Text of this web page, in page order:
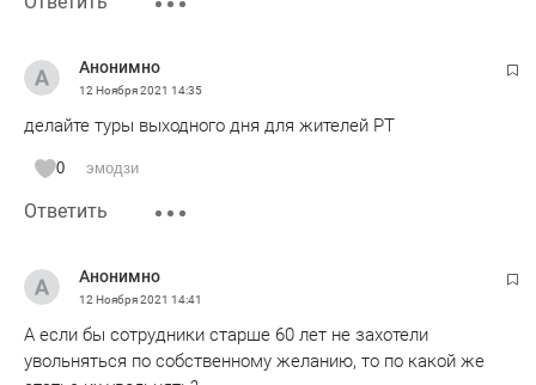
Анонимно
12 Ноября 2021 14:35
делайте туры выходного дня для жителей РТ
0 эмодзи
Ответить
Анонимно
12 Ноября 2021 14:41
А если бы сотрудники старше 60 лет не захотели
увольняться по собственному желанию, то по какой же